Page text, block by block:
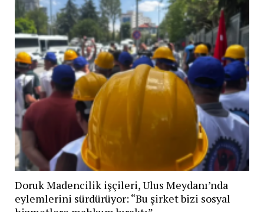
Doruk Madencilik işçileri, Ulus Meydanı’nda
eylemlerini sürdürüyor: “Bu şirket bizi sosyal